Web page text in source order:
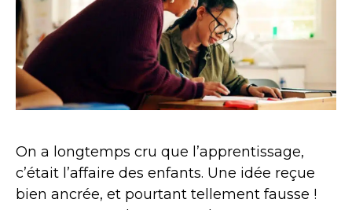
On a longtemps cru que l’apprentissage,
c’était l’affaire des enfants. Une idée reçue
bien ancrée, et pourtant tellement fausse !